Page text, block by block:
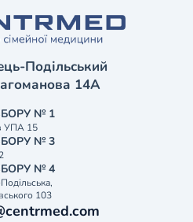
Подільський
14А
№ 1
УПА 15
№ 3
№ 4
103